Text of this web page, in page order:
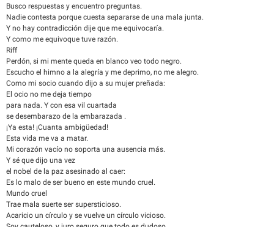
Busco respuestas y encuentro preguntas.
Nadie contesta porque cuesta separarse de una mala junta.
Y no hay contradicción dije que me equivocaría.
Y como me equivoque tuve razón.
Riff
Perdón, si mi mente queda en blanco veo todo negro.
Escucho el himno a la alegría y me deprimo, no me alegro.
Como mi socio cuando dijo a su mujer preñada:
El ocio no me deja tiempo
para nada. Y con esa vil cuartada
se desembarazo de la embarazada .
¡Ya esta! ¡Cuanta ambigüedad!
Esta vida me va a matar.
Mi corazón vacío no soporta una ausencia más.
Y sé que dijo una vez
el nobel de la paz asesinado al caer:
Es lo malo de ser bueno en este mundo cruel.
Mundo cruel
Trae mala suerte ser supersticioso.
Acaricio un círculo y se vuelve un círculo vicioso.